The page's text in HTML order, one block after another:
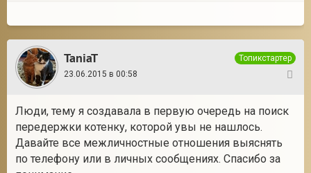
TaniaT
Топикстартер
23.06.2015 в 00:58
Люди, тему я создавала в первую очередь на поиск
передержки котенку, которой увы не нашлось.
Давайте все межличностные отношения выяснять
по телефону или в личных сообщениях. Спасибо за